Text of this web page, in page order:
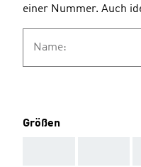
einer Nummer. Auch
Name:
Größen